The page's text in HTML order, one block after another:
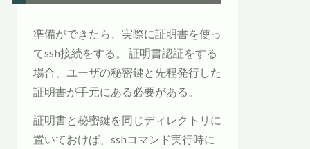
準備ができたら、実際に証明書を使っ
てssh接続をする。 証明書認証をする
場合、ユーザの秘密鍵と先程発行した
証明書が手元にある必要がある。
証明書と秘密鍵を同じディレクトリに
置いておけば、sshコマンド実行時に